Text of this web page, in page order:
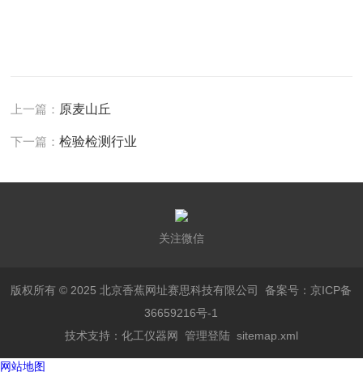
上一篇： 原麦山丘
下一篇：检验检测行业
关注微信
版权所有 © 2025 北京香蕉网址赛思科技有限公司备案号：京ICP备
36659216号-1
技术支持： 化工仪器网 管理登陆 sitemap.xml
网站地图